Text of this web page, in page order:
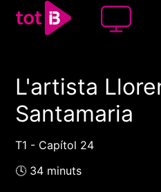
00:00 00:00
1x
L'artista
Santamaria
T1 - Capítol 24
🕓 34 minuts